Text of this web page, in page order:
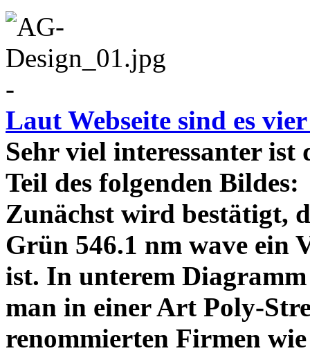
-
Laut Webseite sind es
Sehr viel interessanter
Teil des folgenden
Zunächst wird bestätigt,
Grün 546.1 nm wave ein
ist. In unterem
man in einer Art Poly-
renommierten Firmen